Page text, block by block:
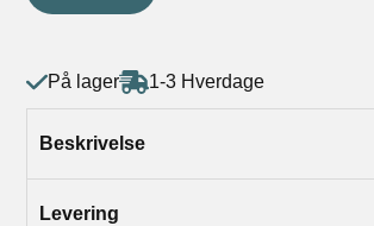
På lager 1-3 Hverdage
Beskrivelse
Levering